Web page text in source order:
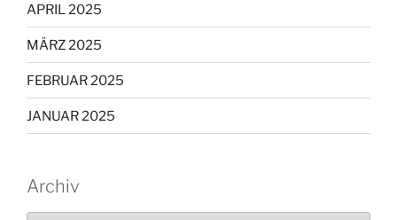
APRIL 2025
MÄRZ 2025
FEBRUAR 2025
JANUAR 2025
Archiv